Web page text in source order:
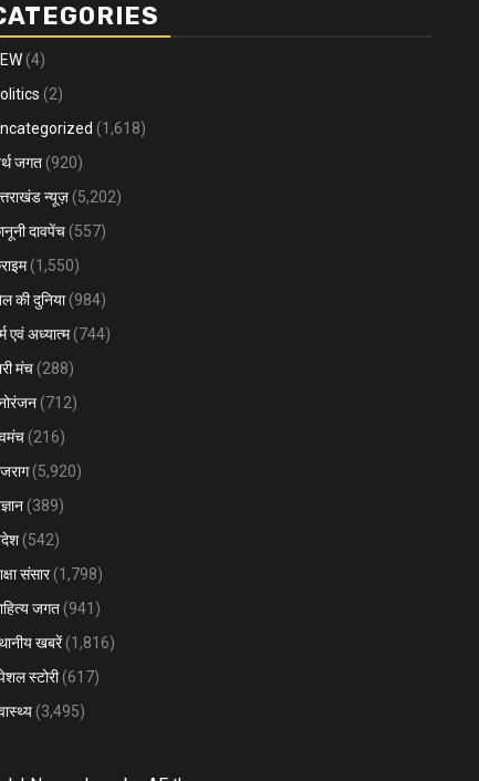
(4)
(2)
(1,618)
जगत (920)
न्यूज़ (5,202)
दावपेंच (557)
(1,550)
की दुनिया(984)
एवं अध्यात्म(744)
मंच (288)
(712)
(216)
(5,920)
(389)
(542)
संसार(1,798)
जगत (941)
खबरें(1,816)
स्टोरी(617)
(3,495)